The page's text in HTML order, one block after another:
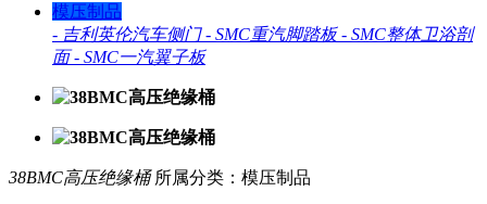
模压制品
- 吉利英伦汽车侧门 - SMC重汽脚踏板 - SMC整体卫浴剖
面 - SMC一汽翼子板
38BMC高压绝缘桶 所属分类：模压制品